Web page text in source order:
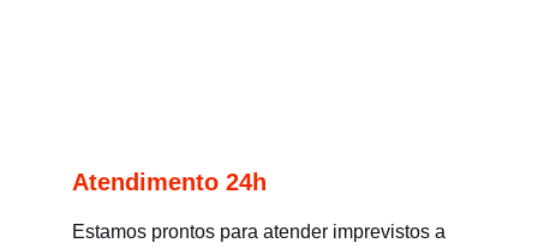
Atendimento 24h
Estamos prontos para atender imprevistos a